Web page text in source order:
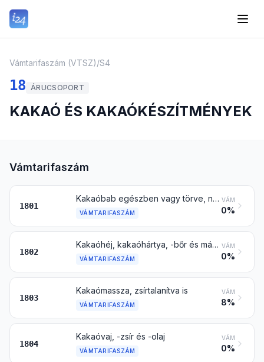
Vámtarifaszám (VTSZ)/S4
18 ÁRUCSOPORT
KAKAÓ ÉS KAKAÓKÉSZÍTMÉNYEK
Vámtarifaszám
1801
Kakaóbab egészben vagy törve, nyersen vagy pörkölve
VÁMTARIFASZÁM
VÁM
0%
1802
Kakaóhéj, kakaóhártya, -bőr és más kakaóhulladék
VÁMTARIFASZÁM
VÁM
0%
1803
Kakaómassza, zsírtalanítva is
VÁMTARIFASZÁM
VÁM
8%
1804
Kakaóvaj, -zsír és -olaj
VÁMTARIFASZÁM
VÁM
0%